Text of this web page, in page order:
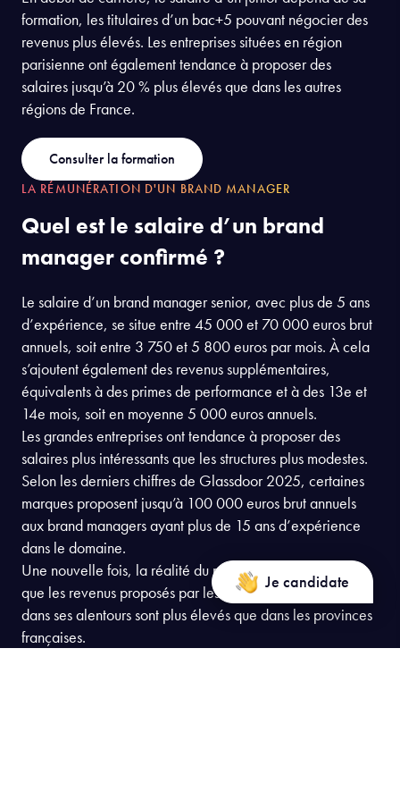
Je candidate
formation, les titulaires d’un bac+5 pouvant négocier des
revenus plus élevés. Les entreprises situées en région
parisienne ont également tendance à proposer des
salaires jusqu’à 20 % plus élevés que dans les autres
régions de France.
Consulter la formation
LA RÉMUNÉRATION D'UN BRAND MANAGER
Quel est le salaire d’un brand
manager confirmé ?
Le salaire d’un brand manager senior, avec plus de 5 ans
d’expérience, se situe entre 45 000 et 70 000 euros brut
annuels, soit entre 3 750 et 5 800 euros par mois. À cela
s’ajoutent également des revenus supplémentaires,
équivalents à des primes de performance et à des 13e et
14e mois, soit en moyenne 5 000 euros annuels.
Les grandes entreprises ont tendance à proposer des
salaires plus intéressants que les structures plus modestes.
Selon les derniers chiffres de Glassdoor 2025, certaines
marques proposent jusqu’à 100 000 euros brut annuels
aux brand managers ayant plus de 15 ans d’expérience
dans le domaine.
Une nouvelle fois, la réalité du marché de l’emploi fait
que les revenus proposés par les entreprises à Paris et
dans ses alentours sont plus élevés que dans les provinces
françaises.